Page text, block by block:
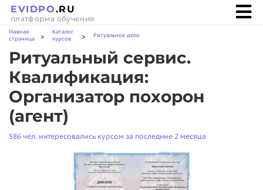
EVIDPO.RU
платформа обучения
Главная
страница
>
Каталог
курсов
> Ритуальное дело
Ритуальный сервис.
Квалификация:
Организатор похорон
(агент)
586 чел. интересовались курсом за последние 2 месяца